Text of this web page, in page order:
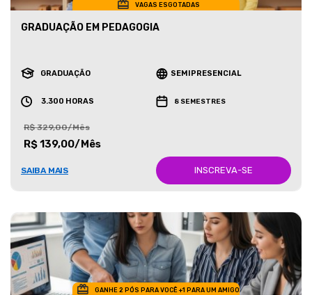
VAGAS ESGOTADAS
GRADUAÇÃO EM PEDAGOGIA
GRADUAÇÃO SEMIPRESENCIAL
3.300 HORAS 8 SEMESTRES
R$ 329,00/Mês
R$ 139,00/Mês
SAIBA MAIS INSCREVA-SE
GANHE 2 PÓS PARA VOCÊ +1 PARA UM AMIGO